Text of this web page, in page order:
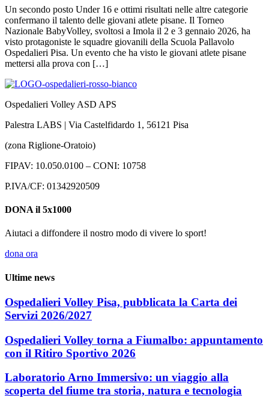
Un secondo posto Under 16 e ottimi risultati nelle altre categorie
confermano il talento delle giovani atlete pisane. Il Torneo
Nazionale BabyVolley, svoltosi a Imola il 2 e 3 gennaio 2026, ha
visto protagoniste le squadre giovanili della Scuola Pallavolo
Ospedalieri Pisa. Un evento che ha visto le giovani atlete pisane
mettersi alla prova con […]
Ospedalieri Volley ASD APS
Palestra LABS | Via Castelfidardo 1, 56121 Pisa
(zona Riglione-Oratoio)
FIPAV: 10.050.0100 – CONI: 10758
P.IVA/CF: 01342920509
DONA il 5x1000
Aiutaci a diffondere il nostro modo di vivere lo sport!
dona ora
Ultime news
Ospedalieri Volley Pisa, pubblicata la Carta dei
Servizi 2026/2027
Ospedalieri Volley torna a Fiumalbo: appuntamento
con il Ritiro Sportivo 2026
Laboratorio Arno Immersivo: un viaggio alla
scoperta del fiume tra storia, natura e tecnologia